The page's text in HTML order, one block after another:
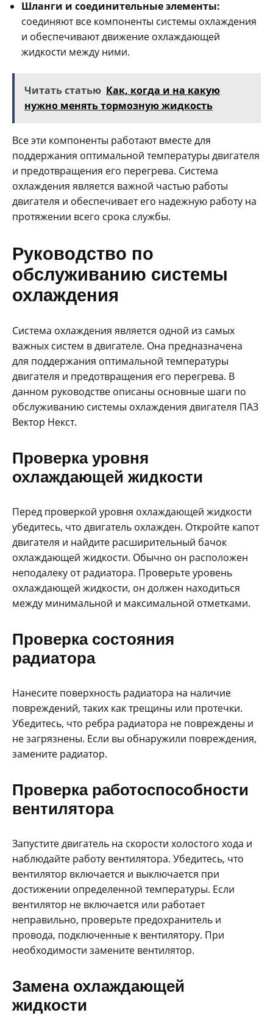
Шланги и соединительные элементы:
соединяют все компоненты системы охлаждения
и обеспечивают движение охлаждающей
жидкости между ними.
Читать статью Как, когда и на какую
нужно менять тормозную жидкость
Все эти компоненты работают вместе для
поддержания оптимальной температуры двигателя
и предотвращения его перегрева. Система
охлаждения является важной частью работы
двигателя и обеспечивает его надежную работу на
протяжении всего срока службы.
Руководство по
обслуживанию системы
охлаждения
Система охлаждения является одной из самых
важных систем в двигателе. Она предназначена
для поддержания оптимальной температуры
двигателя и предотвращения его перегрева. В
данном руководстве описаны основные шаги по
обслуживанию системы охлаждения двигателя ПАЗ
Вектор Некст.
Проверка уровня
охлаждающей жидкости
Перед проверкой уровня охлаждающей жидкости
убедитесь, что двигатель охлажден. Откройте капот
двигателя и найдите расширительный бачок
охлаждающей жидкости. Обычно он расположен
неподалеку от радиатора. Проверьте уровень
охлаждающей жидкости, он должен находиться
между минимальной и максимальной отметками.
Проверка состояния
радиатора
Нанесите поверхность радиатора на наличие
повреждений, таких как трещины или протечки.
Убедитесь, что ребра радиатора не повреждены и
не загрязнены. Если вы обнаружили повреждения,
замените радиатор.
Проверка работоспособности
вентилятора
Запустите двигатель на скорости холостого хода и
наблюдайте работу вентилятора. Убедитесь, что
вентилятор включается и выключается при
достижении определенной температуры. Если
вентилятор не включается или работает
неправильно, проверьте предохранитель и
провода, подключенные к вентилятору. При
необходимости замените вентилятор.
Замена охлаждающей
жидкости